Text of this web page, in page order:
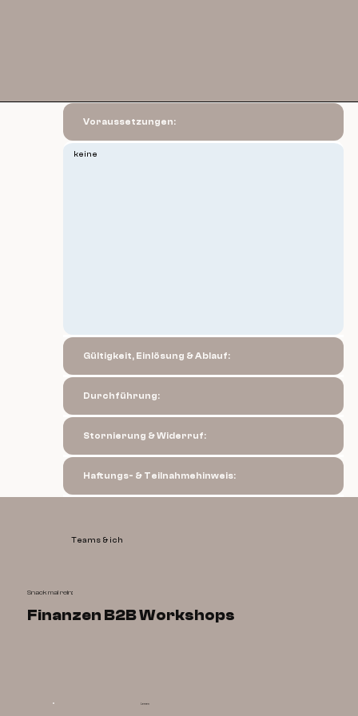
Voraussetzungen:
keine
Gültigkeit, Einlösung & Ablauf:
Durchführung:
Stornierung & Widerruf:
Haftungs- & Teilnahmehinweis:
Teams & ich
Snack mal rein:
Finanzen B2B Workshops
Lernen